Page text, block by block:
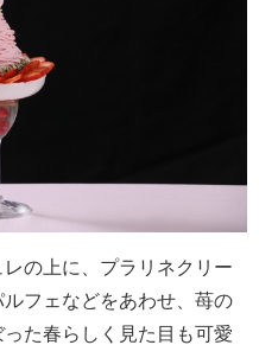
の上に、プラリネクリー
フェなどをあわせ、苺の
た春らしく見た目も可愛